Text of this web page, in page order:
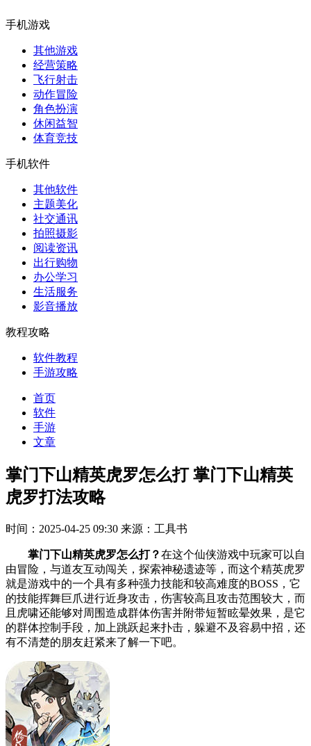
手机游戏
其他游戏
经营策略
飞行射击
动作冒险
角色扮演
休闲益智
体育竞技
手机软件
其他软件
主题美化
社交通讯
拍照摄影
阅读资讯
出行购物
办公学习
生活服务
影音播放
教程攻略
软件教程
手游攻略
首页
软件
手游
文章
掌门下山精英虎罗怎么打 掌门下山精英
虎罗打法攻略
时间：2025-04-25 09:30 来源：工具书
掌门下山精英虎罗怎么打？在这个仙侠游戏中玩家可以自
由冒险，与道友互动闯关，探索神秘遗迹等，而这个精英虎罗
就是游戏中的一个具有多种强力技能和较高难度的BOSS，它
的技能挥舞巨爪进行近身攻击，伤害较高且攻击范围较大，而
且虎啸还能够对周围造成群体伤害并附带短暂眩晕效果，是它
的群体控制手段，加上跳跃起来扑击，躲避不及容易中招，还
有不清楚的朋友赶紧来了解一下吧。